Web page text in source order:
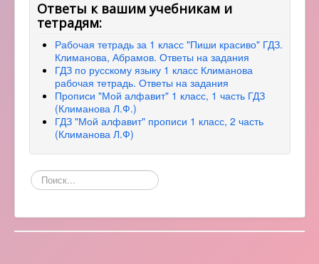
Ответы к вашим учебникам и
тетрадям:
Рабочая тетрадь за 1 класс "Пиши красиво" ГДЗ.
Климанова, Абрамов. Ответы на задания
ГДЗ по русскому языку 1 класс Климанова
рабочая тетрадь. Ответы на задания
Прописи "Мой алфавит" 1 класс, 1 часть ГДЗ
(Климанова Л.Ф.)
ГДЗ "Мой алфавит" прописи 1 класс, 2 часть
(Климанова Л.Ф)
Поиск
по